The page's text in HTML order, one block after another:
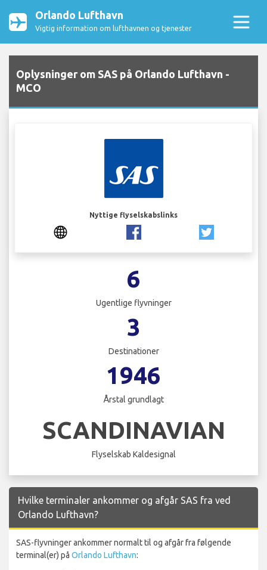
Orlando Lufthavn
Vigtig information om lufthavnen og tjenester
Oplysninger om SAS på Orlando Lufthavn -
MCO
Nyttige flyselskabslinks
6
Ugentlige flyvninger
3
Destinationer
1946
Årstal grundlagt
SCANDINAVIAN
Flyselskab Kaldesignal
Hvilke terminaler ankommer og afgår SAS fra ved
Orlando Lufthavn?
SAS-flyvninger ankommer normalt til og afgår fra følgende
terminal(er) på Orlando Lufthavn: